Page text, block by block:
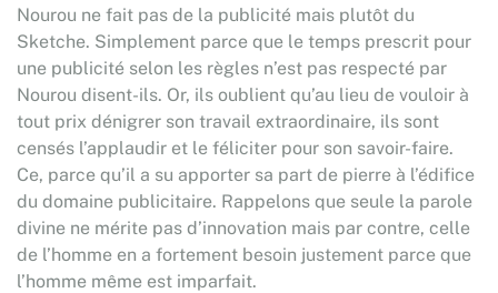
Nourou ne fait pas de la publicité mais plutôt du
Sketche. Simplement parce que le temps prescrit pour
une publicité selon les règles n’est pas respecté par
Nourou disent-ils. Or, ils oublient qu’au lieu de vouloir à
tout prix dénigrer son travail extraordinaire, ils sont
censés l’applaudir et le féliciter pour son savoir-faire.
Ce, parce qu’il a su apporter sa part de pierre à l’édifice
du domaine publicitaire. Rappelons que seule la parole
divine ne mérite pas d’innovation mais par contre, celle
de l’homme en a fortement besoin justement parce que
l’homme même est imparfait.